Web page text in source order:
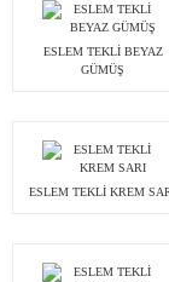
ESLEM TEKLİ BEYAZ
GÜMÜŞ
ESLEM TEKLİ KREM